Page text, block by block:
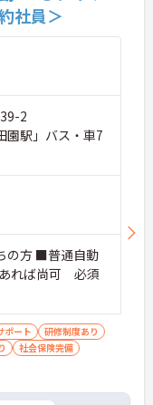
社員＞
2
園駅」バス・車7
の方 ■普通自動
れば尚可 必須
ポート
研修制度あり
社会保険完備